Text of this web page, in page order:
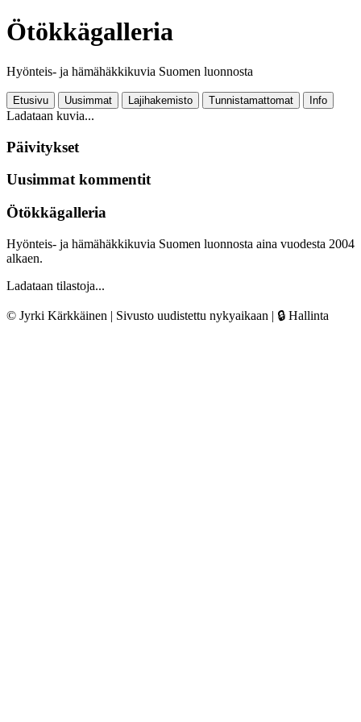
Ötökkägalleria
Hyönteis- ja hämähäkkikuvia Suomen luonnosta
Etusivu Uusimmat Lajihakemisto Tunnistamattomat Info
Ladataan kuvia...
Päivitykset
Uusimmat kommentit
Ötökkägalleria
Hyönteis- ja hämähäkkikuvia Suomen luonnosta aina vuodesta 2004
alkaen.
Ladataan tilastoja...
© Jyrki Kärkkäinen | Sivusto uudistettu nykyaikaan | 🔒 Hallinta